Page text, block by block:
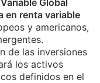
en renta variable
y americanos,
de las inversiones
los activos
definidos en el